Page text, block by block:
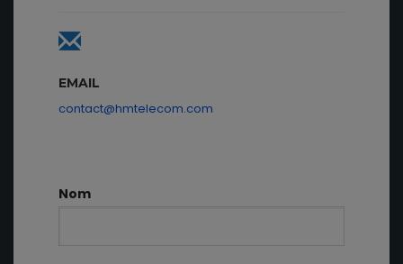
EMAIL
contact@hmtelecom.com
Nom